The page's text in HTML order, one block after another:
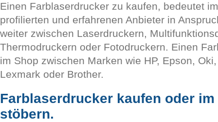
Einen Farblaserdrucker zu kaufen, bedeutet
profilierten und erfahrenen Anbieter in
weiter zwischen Laserdruckern,
Thermodruckern oder Fotodruckern. Einen
im Shop zwischen Marken wie HP, Epson,
Lexmark oder Brother.
Farblaserdrucker kaufen oder
stöbern.